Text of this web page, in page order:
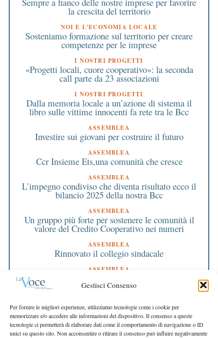
Gestisci Consenso
Per fornire le migliori esperienze, utilizziamo tecnologie come i cookie per
memorizzare e/o accedere alle informazioni del dispositivo. Il consenso a queste
tecnologie ci permetterà di elaborare dati come il comportamento di navigazione o ID
unici su questo sito. Non acconsentire o ritirare il consenso può influire negativamente
la crescita del territorio
NOI E L'ECONOMIA LOCALE
Sosteniamo formazione sul territorio per creare
competenze per le imprese
I NOSTRI PROGETTI
«Progetti locali, cuore cooperativo»: la seconda
call parte da 23 associazioni
I NOSTRI PROGETTI
Dalla memoria locale a un’azione di sistema il
libro sulle vittime innocenti fa rete tra le Bcc
ASSEMBLEA
Investire sui giovani per costruire il futuro
ASSEMBLEA
Ccr Insieme Ets,una comunità che cresce
ASSEMBLEA
L’impegno condiviso che diventa risultato ecco il
bilancio 2025 della nostra Bcc
ASSEMBLEA
Un gruppo più forte per sostenere le comunità il
valore del Credito Cooperativo nei numeri
ASSEMBLEA
Rinnovato il collegio sindacale
ASSEMBLEA
Bilancio approvato all’unanimità e 2 milioni
destinati al territorio
EDITORIALE DIRETTORE
Crescere restando riconoscibili
EDITORIALE PRESIDENTE